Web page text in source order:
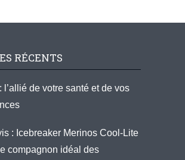
RÉCENTS
l’allié de votre santé et de vos
: Icebreaker Merinos Cool-Lite
compagnon idéal des